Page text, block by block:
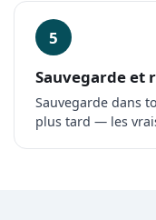
5
Sauvegarde et
Sauvegarde dans
plus tard — les